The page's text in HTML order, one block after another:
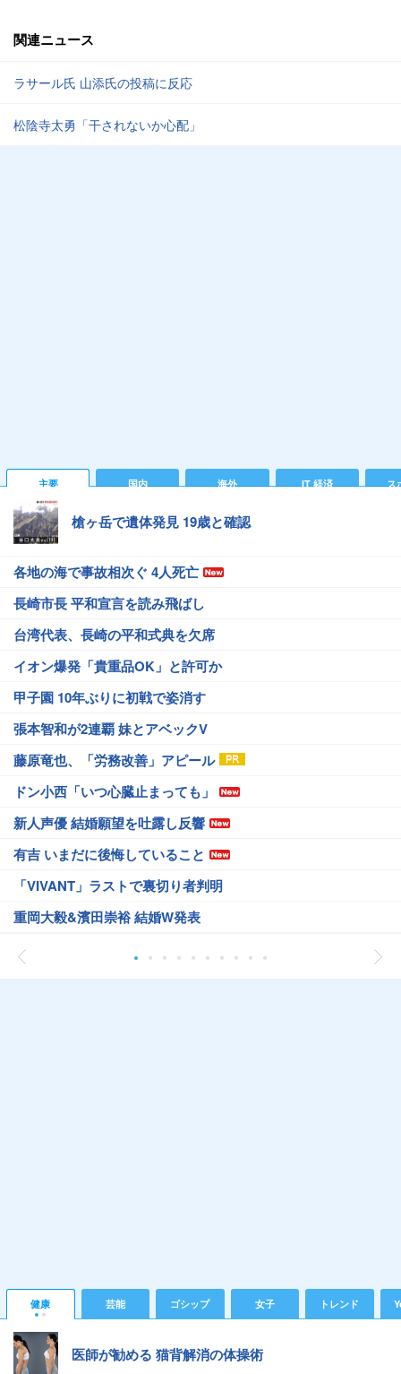
関連ニュース
ラサール氏 山添氏の投稿に反応
松陰寺太勇「干されないか心配」
主要 国内 海外 IT 経済 ス
槍ヶ岳で遺体発見 19歳と確認
各地の海で事故相次ぐ 4人死亡
長崎市長 平和宣言を読み飛ばし
台湾代表、長崎の平和式典を欠席
イオン爆発「貴重品OK」と許可か
甲子園 10年ぶりに初戦で姿消す
張本智和が2連覇 妹とアベックV
藤原竜也、「労務改善」アピール
ドン小西「いつ心臓止まっても」
新人声優 結婚願望を吐露し反響
有吉 いまだに後悔していること
「VIVANT」ラストで裏切り者判明
重岡大毅&濱田崇裕 結婚W発表
健康 芸能 ゴシップ 女子 トレンド
医師が勧める 猫背解消の体操術